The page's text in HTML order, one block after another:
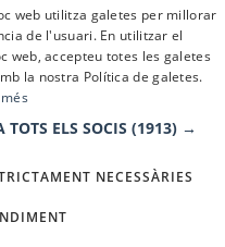
web utilitza galetes per millorar
de l'usuari. En utilitzar el
web, accepteu totes les galetes
la nostra Política de galetes.
TOTS ELS SOCIS (1913) →
NECESSÀRIES